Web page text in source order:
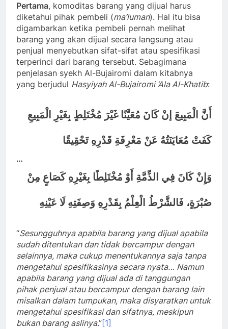
Pertama, komoditas barang yang dijual harus
diketahui pihak pembeli (ma’luman). Hal itu bisa
digambarkan ketika pembeli pernah melihat
barang yang akan dijual secara langsung atau
penjual menyebutkan sifat-sifat atau spesifikasi
terperinci dari barang tersebut. Sebagimana
penjelasan syekh Al-Bujairomi dalam kitabnya
yang berjudul Hasyiyah Al-Bujairomi ‘Ala Al-Khatib:
أَنَّ الْمَبِيعَ إنْ كَانَ مُعَيَّنًا غَيْرَ مُخْتَلِطٍ بِغَيْرِ الْمَبِيعِ
كَفَتْ مُعَايَنَتُهُ عَنْ مَعْرِفَةِ قَدْرِهِ تَحْقِيقًا
…
وَإِنْ كَانَ فِي الذِّمَّةِ أَوْ مُخْتَلِطًا بِغَيْرِهِ كَصَاعٍ مِنْ
صُبْرَةٍ، فَالشَّرْطُ الْعِلْمُ بِقَدْرِهِ وَصِفَتِهِ لَا عَيْنِهِ
“Sesungguhnya apabila barang yang dijual apabila
sudah ditentukan dan tidak bercampur dengan
selainnya, maka cukup menentukannya saja tanpa
mengetahui spesifikasinya secara nyata… Namun
apabila barang yang dijual ada di tanggungan
pihak penjual atau bercampur dengan barang lain
misalkan dalam tumpukan, maka disyaratkan untuk
mengetahui spesifikasi dan sifatnya, meskipun
bukan barang aslinya.”[1]